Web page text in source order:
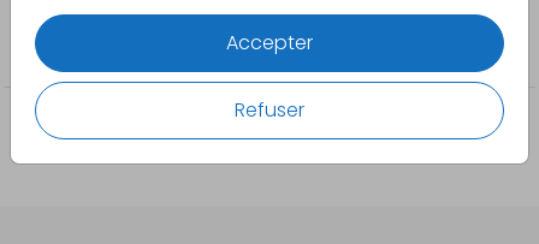
Accepter
Refuser
Catégorie
Filles